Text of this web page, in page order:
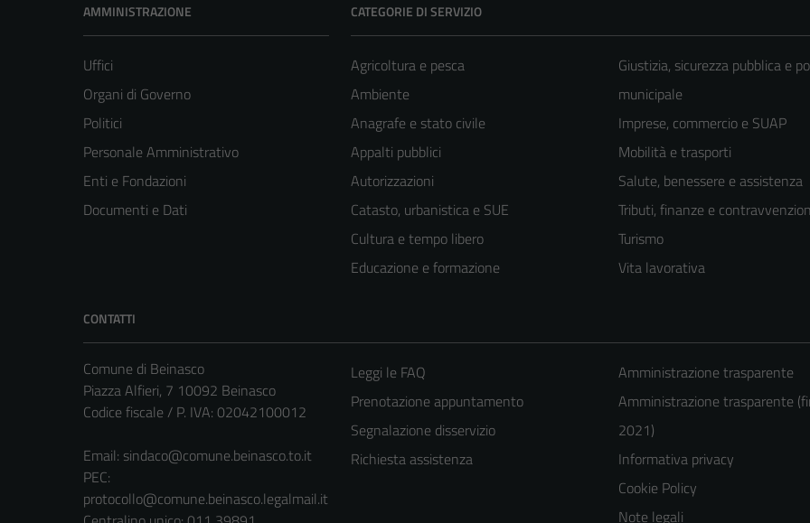
AMMINISTRAZIONE
Uffici
Organi di Governo
Politici
Personale Amministrativo
Enti e Fondazioni
Documenti e Dati
CATEGORIE DI SERVIZIO
Agricoltura e pesca
Ambiente
Anagrafe e stato civile
Appalti pubblici
Autorizzazioni
Catasto, urbanistica e SUE
Cultura e tempo libero
Educazione e formazione
Giustizia, sicurezza pubblica e
municipale
Imprese, commercio e SUAP
Mobilità e trasporti
Salute, benessere e assistenza
Tributi, finanze e
Turismo
Vita lavorativa
CONTATTI
Comune di Beinasco
Piazza Alfieri, 7 10092 Beinasco
Codice fiscale / P. IVA: 02042100012
Email: sindaco@comune.beinasco.to.it
PEC:
protocollo@comune.beinasco.legalmail.it
Leggi le FAQ
Prenotazione appuntamento
Segnalazione disservizio
Richiesta assistenza
Amministrazione trasparente
Amministrazione trasparente
2021)
Informativa privacy
Cookie Policy
Note legali
Questi cookie
sono necessari
per il
funzionamento